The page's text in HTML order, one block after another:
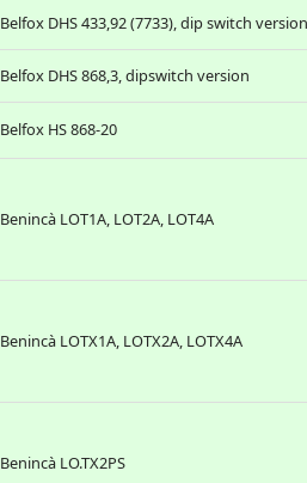
Belfox DHS 433,92 (7733), dip switch version
Belfox DHS 868,3, dipswitch version
Belfox HS 868-20
Benincà LOT1A, LOT2A, LOT4A
Benincà LOTX1A, LOTX2A, LOTX4A
Benincà LO.TX2PS